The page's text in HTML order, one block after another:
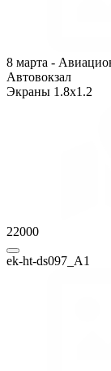
8 марта -
Автовокзал
Экраны 1.8x1.2
22000
ek-ht-ds097_A1